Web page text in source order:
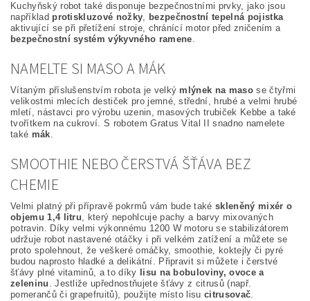
Kuchyňský robot také disponuje bezpečnostními prvky, jako jsou
například protiskluzové nožky, bezpečnostní tepelná pojistka
aktivující se při přetížení stroje, chránící motor před zničením a
bezpečnostní systém výkyvného ramene.
NAMELTE SI MASO A MÁK
Vítaným příslušenstvím robota je velký mlýnek na masose čtyřmi
velikostmi mlecích destiček pro jemné, střední, hrubé a velmi hrubé
mletí, nástavci pro výrobu uzenin, masových trubiček Kebbe a také
tvořítkem na cukroví. S robotem Gratus Vital II snadno namelete
také mák.
SMOOTHIE NEBO ČERSTVÁ ŠŤÁVA BEZ
CHEMIE
Velmi platný při přípravě pokrmů vám bude takéskleněný mixér o
objemu 1,4 litru, který nepohlcuje pachy a barvy mixovaných
potravin. Díky velmi výkonnému 1200 W motoru se stabilizátorem
udržuje robot nastavené otáčky i při velkém zatížení a můžete se
proto spolehnout, že veškeré omáčky, smoothie, koktejly či pyré
budou naprosto hladké a delikátní. Připravit si můžete i čerstvé
šťávy plné vitaminů, a to díky
lisu na bobuloviny, ovoce a
zeleninu . Jestliže upřednostňujete šťávy z citrusů (např.
pomerančů či grapefruitů), použijte místo lisucitrusovač.